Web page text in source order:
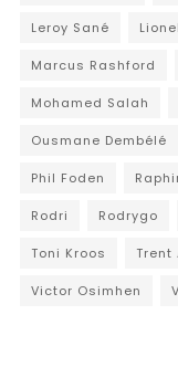
Leroy Sané
Marcus Rashford
Mohamed Salah
Ousmane Dembélé
Phil Foden
Rodri Rodrygo
Toni Kroos Trent
Victor Osimhen